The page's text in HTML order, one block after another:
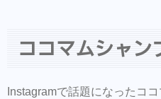
ココマムシャン
Instagramで話題になったコ